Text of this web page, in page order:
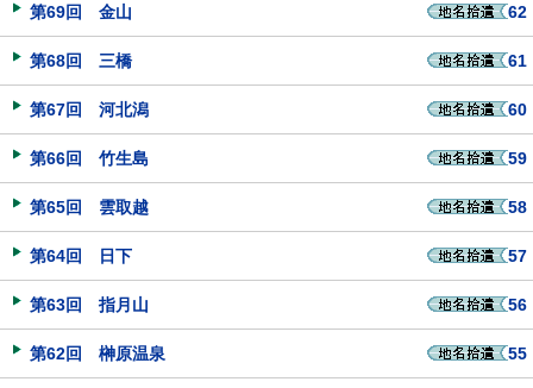
第69回 金山 62
第68回 三橋 61
第67回 河北潟 60
第66回 竹生島 59
第65回 雲取越 58
第64回 日下 57
第63回 指月山 56
第62回 榊原温泉 55